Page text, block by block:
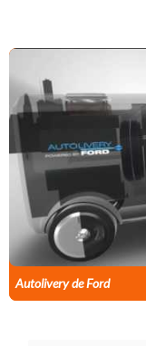
Autolivery de Ford